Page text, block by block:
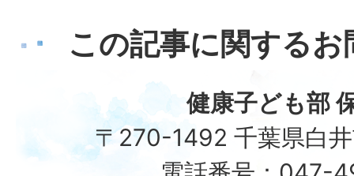
この記事に関する
健康子ども部
〒270-1492 千葉県白